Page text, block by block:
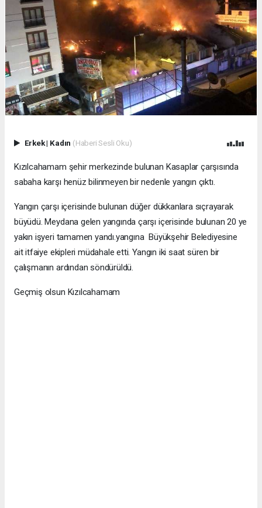
Erkek| Kadın (Haberi Sesli Oku)
Kızılcahamam şehir merkezinde bulunan Kasaplar çarşısında
sabaha karşı henüz bilinmeyen bir nedenle yangın çıktı.
Yangın çarşı içerisinde bulunan düğer dükkanlara sıçrayarak
büyüdü. Meydana gelen yangında çarşı içerisinde bulunan 20 ye
yakın işyeri tamamen yandı.yangına Büyükşehir Belediyesine
ait itfaiye ekipleri müdahale etti. Yangın iki saat süren bir
çalışmanın ardından söndürüldü.
Geçmiş olsun Kızılcahamam